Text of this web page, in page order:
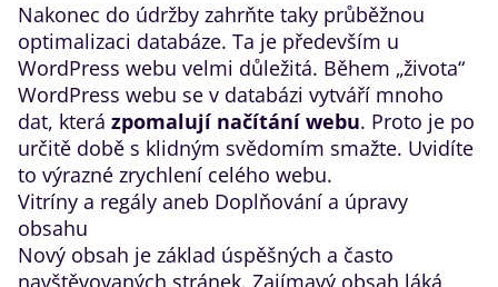
Nakonec do údržby zahrňte taky průběžnou
optimalizaci databáze. Ta je především u
WordPress webu velmi důležitá. Během „života“
WordPress webu se v databázi vytváří mnoho
dat, která zpomalují načítání webu. Proto je po
určitě době s klidným svědomím smažte. Uvidíte
to výrazné zrychlení celého webu.
​Vitríny a regály aneb Doplňování a úpravy
obsahu
Nový obsah je základ úspěšných a často